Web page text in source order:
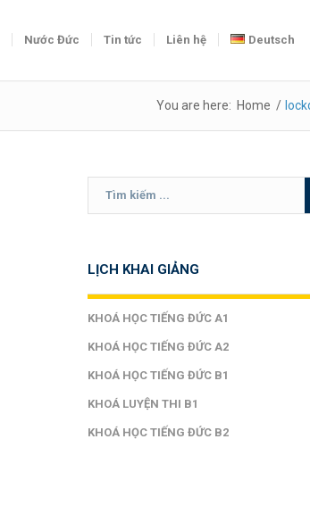
Nước Đức Tin tức Liên hệ Deutsch
You are here: Home /
LỊCH KHAI GIẢNG
KHOÁ HỌC TIẾNG ĐỨC A1
KHOÁ HỌC TIẾNG ĐỨC A2
KHOÁ HỌC TIẾNG ĐỨC B1
KHOÁ LUYỆN THI B1
KHOÁ HỌC TIẾNG ĐỨC B2